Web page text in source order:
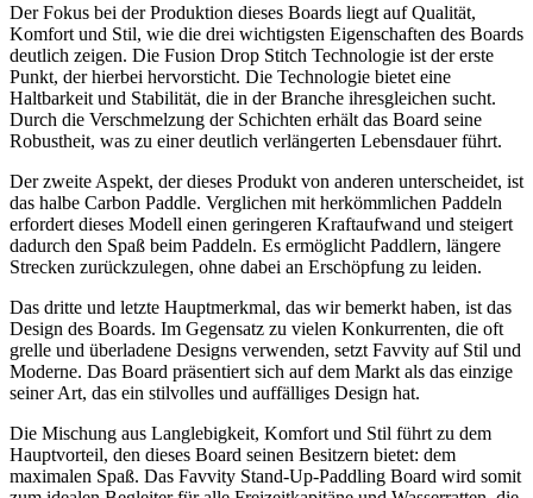
Der Fokus bei der Produktion dieses Boards liegt auf Qualität,
Komfort und Stil, wie die drei wichtigsten Eigenschaften des Boards
deutlich zeigen. Die Fusion Drop Stitch Technologie ist der erste
Punkt, der hierbei hervorsticht. Die Technologie bietet eine
Haltbarkeit und Stabilität, die in der Branche ihresgleichen sucht.
Durch die Verschmelzung der Schichten erhält das Board seine
Robustheit, was zu einer deutlich verlängerten Lebensdauer führt.
Der zweite Aspekt, der dieses Produkt von anderen unterscheidet, ist
das halbe Carbon Paddle. Verglichen mit herkömmlichen Paddeln
erfordert dieses Modell einen geringeren Kraftaufwand und steigert
dadurch den Spaß beim Paddeln. Es ermöglicht Paddlern, längere
Strecken zurückzulegen, ohne dabei an Erschöpfung zu leiden.
Das dritte und letzte Hauptmerkmal, das wir bemerkt haben, ist das
Design des Boards. Im Gegensatz zu vielen Konkurrenten, die oft
grelle und überladene Designs verwenden, setzt Favvity auf Stil und
Moderne. Das Board präsentiert sich auf dem Markt als das einzige
seiner Art, das ein stilvolles und auffälliges Design hat.
Die Mischung aus Langlebigkeit, Komfort und Stil führt zu dem
Hauptvorteil, den dieses Board seinen Besitzern bietet: dem
maximalen Spaß. Das Favvity Stand-Up-Paddling Board wird somit